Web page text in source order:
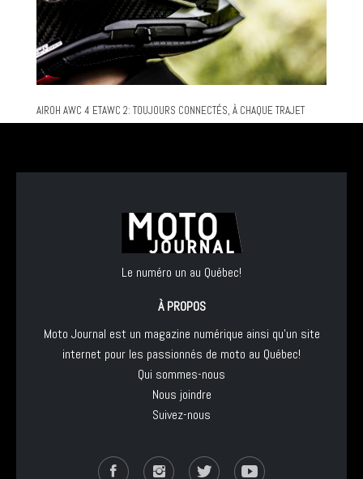
AIROH AWC 4 ETAWC 2: TOUJOURS CONNECTÉS, À CHAQUE TRAJET
Le numéro un au Québec!
À PROPOS
Moto Journal est un magazine numérique ainsi qu'un site
internet pour les passionnés de moto au Québec!
Qui sommes-nous
Nous joindre
Suivez-nous